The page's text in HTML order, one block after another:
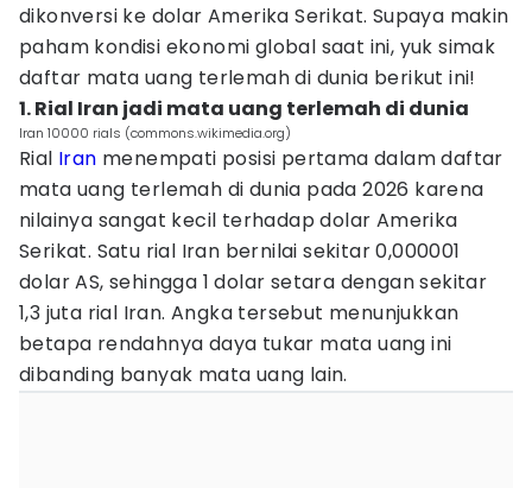
dikonversi ke dolar Amerika Serikat. Supaya makin
paham kondisi ekonomi global saat ini, yuk simak
daftar mata uang terlemah di dunia berikut ini!
1. Rial Iran jadi mata uang terlemah di dunia
Iran 10000 rials (commons.wikimedia.org)
Rial Iran menempati posisi pertama dalam daftar
mata uang terlemah di dunia pada 2026 karena
nilainya sangat kecil terhadap dolar Amerika
Serikat. Satu rial Iran bernilai sekitar 0,000001
dolar AS, sehingga 1 dolar setara dengan sekitar
1,3 juta rial Iran. Angka tersebut menunjukkan
betapa rendahnya daya tukar mata uang ini
dibanding banyak mata uang lain.